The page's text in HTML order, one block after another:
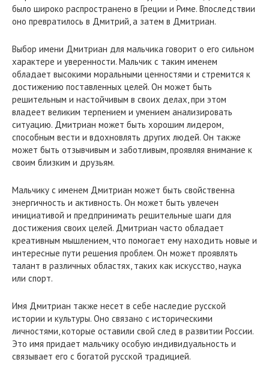
было широко распространено в Греции и Риме. Впоследствии
оно превратилось в Дмитрий, а затем в Дмитриан.
Выбор имени Дмитриан для мальчика говорит о его сильном
характере и уверенности. Мальчик с таким именем
обладает высокими моральными ценностями и стремится к
достижению поставленных целей. Он может быть
решительным и настойчивым в своих делах, при этом
владеет великим терпением и умением анализировать
ситуацию. Дмитриан может быть хорошим лидером,
способным вести и вдохновлять других людей. Он также
может быть отзывчивым и заботливым, проявляя внимание к
своим близким и друзьям.
Мальчику с именем Дмитриан может быть свойственна
энергичность и активность. Он может быть увлечен
инициативой и предпринимать решительные шаги для
достижения своих целей. Дмитриан часто обладает
креативным мышлением, что помогает ему находить новые и
интересные пути решения проблем. Он может проявлять
талант в различных областях, таких как искусство, наука
или спорт.
Имя Дмитриан также несет в себе наследие русской
истории и культуры. Оно связано с историческими
личностями, которые оставили свой след в развитии России.
Это имя придает мальчику особую индивидуальность и
связывает его с богатой русской традицией.